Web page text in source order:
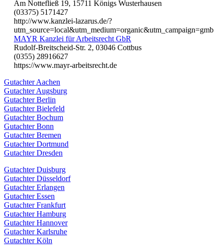
Am Nottefließ 19, 15711 Königs Wusterhausen
(03375) 5171427
http://www.kanzlei-lazarus.de/?
utm_source=local&utm_medium=organic&utm_campaign=gmb
MAYR Kanzlei für Arbeitsrecht GbR
Rudolf-Breitscheid-Str. 2, 03046 Cottbus
(0355) 28916627
https://www.mayr-arbeitsrecht.de
Gutachter Aachen
Gutachter Augsburg
Gutachter Berlin
Gutachter Bielefeld
Gutachter Bochum
Gutachter Bonn
Gutachter Bremen
Gutachter Dortmund
Gutachter Dresden
Gutachter Duisburg
Gutachter Düsseldorf
Gutachter Erlangen
Gutachter Essen
Gutachter Frankfurt
Gutachter Hamburg
Gutachter Hannover
Gutachter Karlsruhe
Gutachter Köln